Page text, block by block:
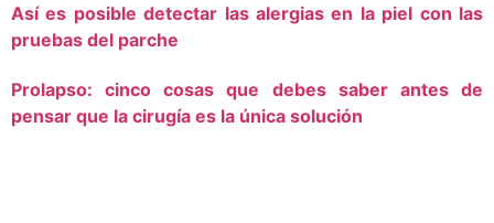
Así es posible detectar las alergias en la piel con las
pruebas del parche
Prolapso: cinco cosas que debes saber antes de
pensar que la cirugía es la única solución